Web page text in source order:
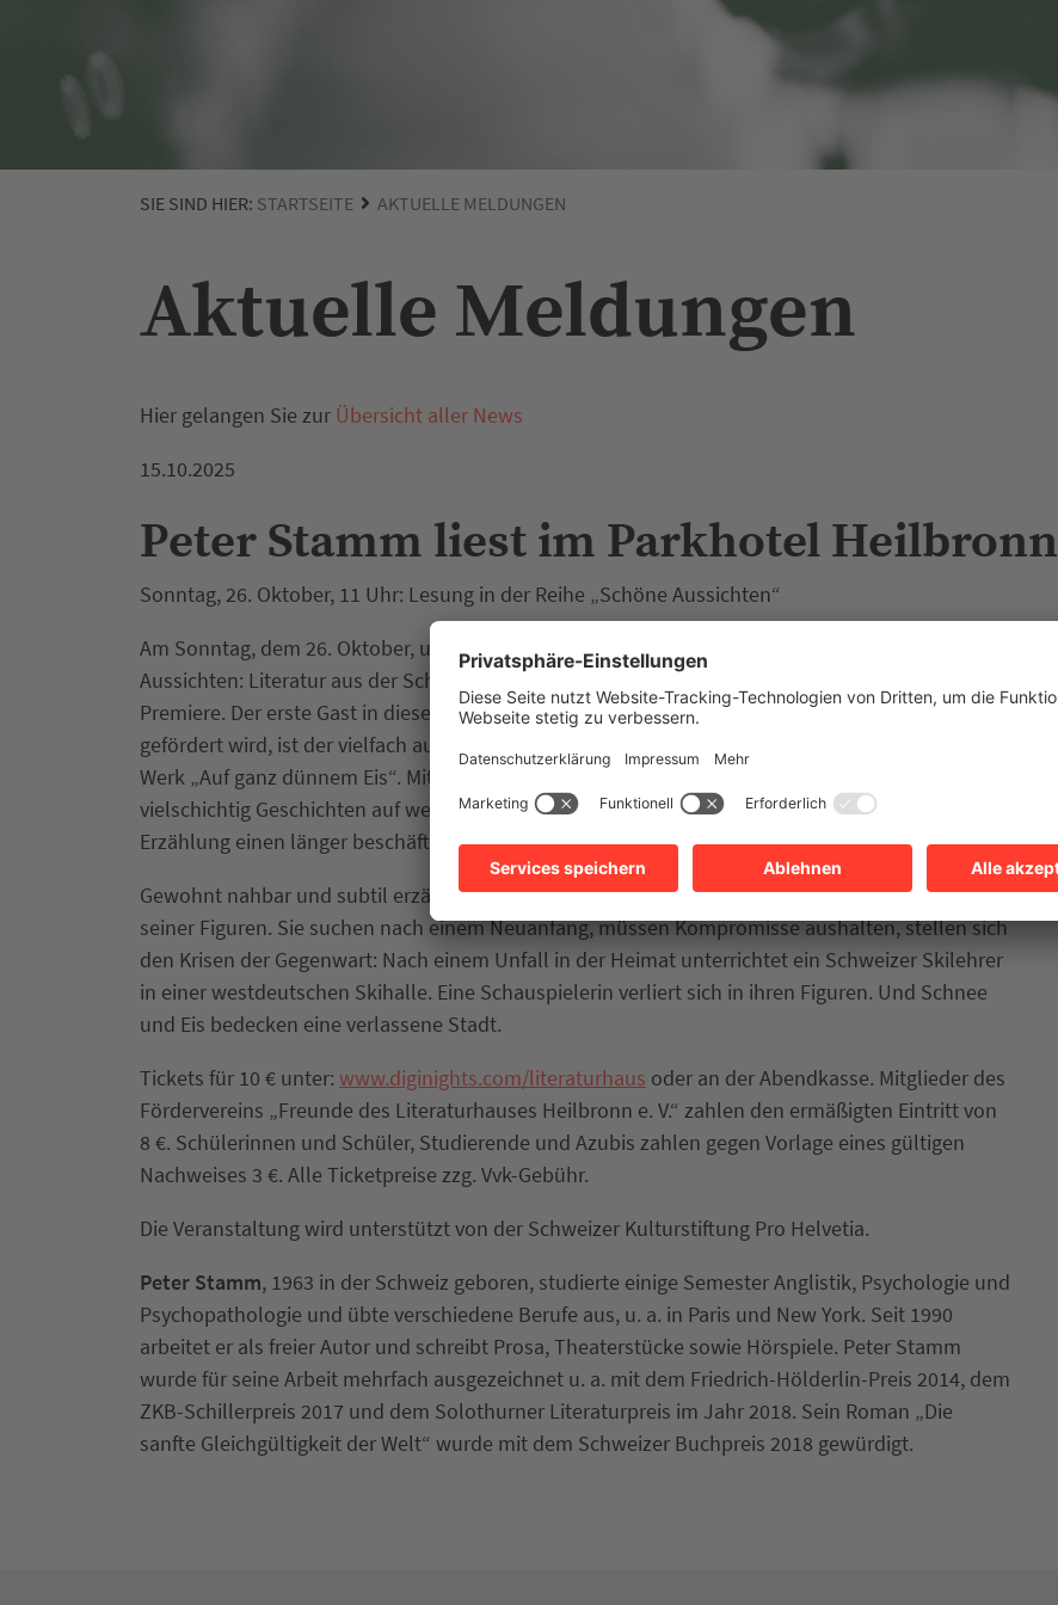
SIE SIND HIER: STARTSEITE AKTUELLE MELDUNGEN
Aktuelle Meldungen
Hier gelangen Sie zur Übersicht aller News
15.10.2025
Peter Stamm liest im Parkhotel Heilbronn
Sonntag, 26. Oktober, 11 Uhr: Lesung in der Reihe „Schöne Aussichten“
Am Sonntag, dem 26. Oktober, um 11 Uhr feiert die neue Literaturhaus-Reihe „Schöne
Aussichten: Literatur aus der Schweiz“, die immer im Parkhotel Heilbronn stattfinden wird, ihre
Premiere. Der erste Gast in dieser Reihe, die von der Schweizer Kulturstiftung Pro Helvetia
gefördert wird, ist der vielfach ausgezeichnete Schweizer Autor Peter Stamm mit seinem neuen
Werk „Auf ganz dünnem Eis“. Mit seinen Erzählungen zeigt Stamm, wie kunstvoll und
vielschichtig Geschichten auf wenigen Seiten erzählt werden können und wie eine einzelne
Erzählung einen länger beschäftigt als ein umfassender Roman.
Gewohnt nahbar und subtil erzählt Peter Stamm in seinen neuen Erzählungen aus dem Leben
seiner Figuren. Sie suchen nach einem Neuanfang, müssen Kompromisse aushalten, stellen sich
den Krisen der Gegenwart: Nach einem Unfall in der Heimat unterrichtet ein Schweizer Skilehrer
in einer westdeutschen Skihalle. Eine Schauspielerin verliert sich in ihren Figuren. Und Schnee
und Eis bedecken eine verlassene Stadt.
Tickets für 10 € unter: www.diginights.com/literaturhaus oder an der Abendkasse. Mitglieder des
Fördervereins „Freunde des Literaturhauses Heilbronn e. V.“ zahlen den ermäßigten Eintritt von
8 €. Schülerinnen und Schüler, Studierende und Azubis zahlen gegen Vorlage eines gültigen
Nachweises 3 €. Alle Ticketpreise zzg. Vvk-Gebühr.
Die Veranstaltung wird unterstützt von der Schweizer Kulturstiftung Pro Helvetia.
Peter Stamm, 1963 in der Schweiz geboren, studierte einige Semester Anglistik, Psychologie und
Psychopathologie und übte verschiedene Berufe aus, u. a. in Paris und New York. Seit 1990
arbeitet er als freier Autor und schreibt Prosa, Theaterstücke sowie Hörspiele. Peter Stamm
wurde für seine Arbeit mehrfach ausgezeichnet u. a. mit dem Friedrich-Hölderlin-Preis 2014, dem
ZKB-Schillerpreis 2017 und dem Solothurner Literaturpreis im Jahr 2018. Sein Roman „Die
sanfte Gleichgültigkeit der Welt“ wurde mit dem Schweizer Buchpreis 2018 gewürdigt.